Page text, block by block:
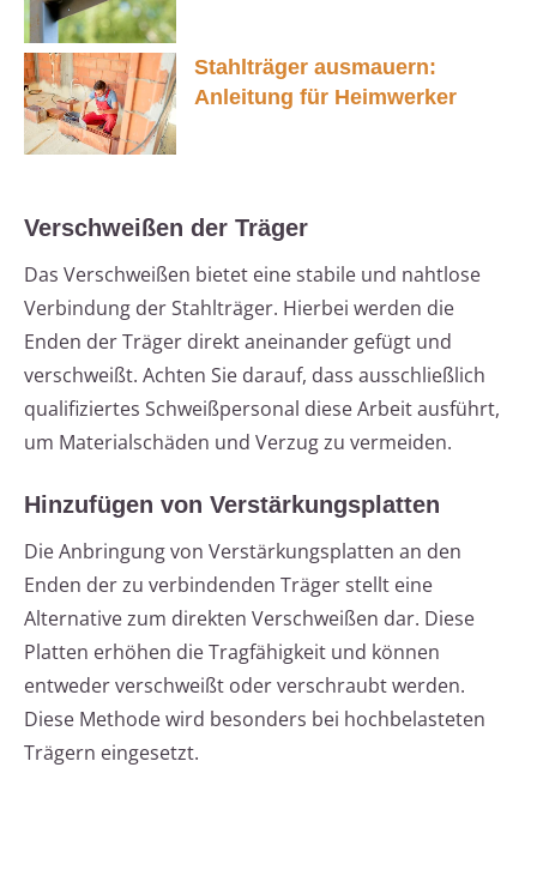
Stahlträger ausmauern:
Anleitung für Heimwerker
Verschweißen der Träger
Das Verschweißen bietet eine stabile und nahtlose
Verbindung der Stahlträger. Hierbei werden die
Enden der Träger direkt aneinander gefügt und
verschweißt. Achten Sie darauf, dass ausschließlich
qualifiziertes Schweißpersonal diese Arbeit ausführt,
um Materialschäden und Verzug zu vermeiden.
Hinzufügen von Verstärkungsplatten
Die Anbringung von Verstärkungsplatten an den
Enden der zu verbindenden Träger stellt eine
Alternative zum direkten Verschweißen dar. Diese
Platten erhöhen die Tragfähigkeit und können
entweder verschweißt oder verschraubt werden.
Diese Methode wird besonders bei hochbelasteten
Trägern eingesetzt.